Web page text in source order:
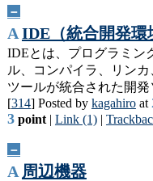
－
A IDE（統合開発環
IDEとは、プログラミン
ル、コンパイラ、リン
ツールが統合された開発
[314] Posted by kagahiroat
3point| Link (1)|
－
A 周辺機器